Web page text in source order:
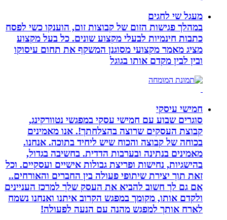
מעגל שי לחגים
במהלך פגישות הזום של קבוצות זום, הוענקו כשי לפסח
כתבות חינמיות לבעלי מקצוע שונים. כל בעל מקצוע
מציג מאמר מקצועי מסוגנן המשקף את תחום עיסוקו
ובין לבין מקדם אותו בגוגל
חמישי עיסקי
סוגרים שבוע עם חמישי עסקי במפגשי נטוורקינג,
קבוצת העסקים שרוצה בהצלחתך!. אנו מאמינים
בכוחה של קבוצה והכוח שיש ליחיד בתוכה. אנחנו.
מאמינים בנתינה ובערבות הדדית. בחשיבה בגדול,
בהישגיות, נחישות ופריצת גבולות אישיים ועסקיים. וכל
זאת תוך יצירת שיתופי פעולה בין החברים והאורחים..
אם גם לך חשוב להביא את העסק שלך למרכז העניינים
ולקדם אותו, מקומך במפגש הקרוב איתנו ואנחנו נשמח
לארח אותך למפגש מהנה עם הנעה לפעולה!